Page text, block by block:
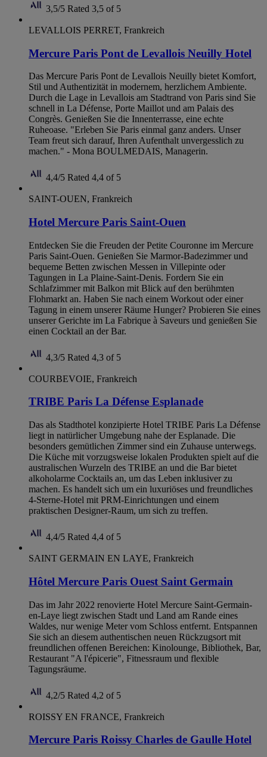
3,5/5 Rated 3,5 of 5
LEVALLOIS PERRET, Frankreich
Mercure Paris Pont de Levallois Neuilly Hotel
Das Mercure Paris Pont de Levallois Neuilly bietet Komfort,
Stil und Authentizität in modernem, herzlichem Ambiente.
Durch die Lage in Levallois am Stadtrand von Paris sind Sie
schnell in La Défense, Porte Maillot und am Palais des
Congrès. Genießen Sie die Innenterrasse, eine echte
Ruheoase. "Erleben Sie Paris einmal ganz anders. Unser
Team freut sich darauf, Ihren Aufenthalt unvergesslich zu
machen." - Mona BOULMEDAIS, Managerin.
4,4/5 Rated 4,4 of 5
SAINT-OUEN, Frankreich
Hotel Mercure Paris Saint-Ouen
Entdecken Sie die Freuden der Petite Couronne im Mercure
Paris Saint-Ouen. Genießen Sie Marmor-Badezimmer und
bequeme Betten zwischen Messen in Villepinte oder
Tagungen in La Plaine-Saint-Denis. Fordern Sie ein
Schlafzimmer mit Balkon mit Blick auf den berühmten
Flohmarkt an. Haben Sie nach einem Workout oder einer
Tagung in einem unserer Räume Hunger? Probieren Sie eines
unserer Gerichte im La Fabrique à Saveurs und genießen Sie
einen Cocktail an der Bar.
4,3/5 Rated 4,3 of 5
COURBEVOIE, Frankreich
TRIBE Paris La Défense Esplanade
Das als Stadthotel konzipierte Hotel TRIBE Paris La Défense
liegt in natürlicher Umgebung nahe der Esplanade. Die
besonders gemütlichen Zimmer sind ein Zuhause unterwegs.
Die Küche mit vorzugsweise lokalen Produkten spielt auf die
australischen Wurzeln des TRIBE an und die Bar bietet
alkoholarme Cocktails an, um das Leben inklusiver zu
machen. Es handelt sich um ein luxuriöses und freundliches
4-Sterne-Hotel mit PRM-Einrichtungen und einem
praktischen Designer-Raum, um sich zu treffen.
4,4/5 Rated 4,4 of 5
SAINT GERMAIN EN LAYE, Frankreich
Hôtel Mercure Paris Ouest Saint Germain
Das im Jahr 2022 renovierte Hotel Mercure Saint-Germain-
en-Laye liegt zwischen Stadt und Land am Rande eines
Waldes, nur wenige Meter vom Schloss entfernt. Entspannen
Sie sich an diesem authentischen neuen Rückzugsort mit
freundlichen offenen Bereichen: Kinolounge, Bibliothek, Bar,
Restaurant "A l'épicerie", Fitnessraum und flexible
Tagungsräume.
4,2/5 Rated 4,2 of 5
ROISSY EN FRANCE, Frankreich
Mercure Paris Roissy Charles de Gaulle Hotel